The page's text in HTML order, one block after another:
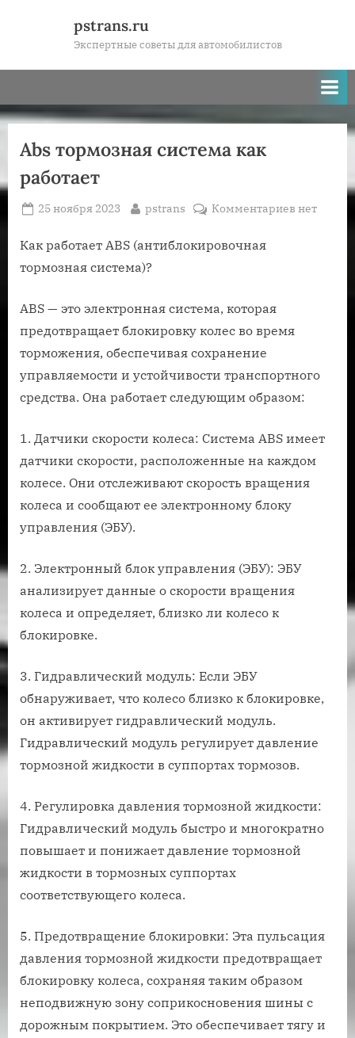
pstrans.ru
Экспертные советы для автомобилистов
Abs тормозная система как
работает
Posted
25 ноября 2023 By
pstrans Комментариевкнет
Как работает ABS (антиблокировочная
тормозная система)?
ABS — это электронная система, которая
предотвращает блокировку колес во время
торможения, обеспечивая сохранение
управляемости и устойчивости транспортного
средства. Она работает следующим образом:
1. Датчики скорости колеса: Система ABS имеет
датчики скорости, расположенные на каждом
колесе. Они отслеживают скорость вращения
колеса и сообщают ее электронному блоку
управления (ЭБУ).
2. Электронный блок управления (ЭБУ): ЭБУ
анализирует данные о скорости вращения
колеса и определяет, близко ли колесо к
блокировке.
3. Гидравлический модуль: Если ЭБУ
обнаруживает, что колесо близко к блокировке,
он активирует гидравлический модуль.
Гидравлический модуль регулирует давление
тормозной жидкости в суппортах тормозов.
4. Регулировка давления тормозной жидкости:
Гидравлический модуль быстро и многократно
повышает и понижает давление тормозной
жидкости в тормозных суппортах
соответствующего колеса.
5. Предотвращение блокировки: Эта пульсация
давления тормозной жидкости предотвращает
блокировку колеса, сохраняя таким образом
неподвижную зону соприкосновения шины с
дорожным покрытием. Это обеспечивает тягу и